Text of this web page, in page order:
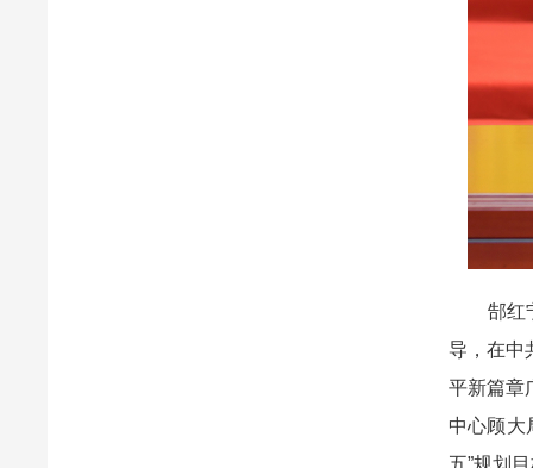
郜红宁
导，在中
平新篇章
中心顾大
五”规划